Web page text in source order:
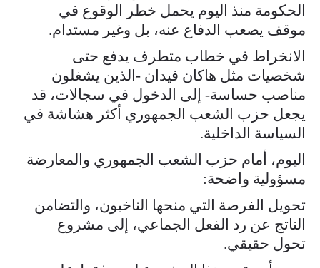
الحكومة منذ اليوم يحمل خطر الوقوع في
موقف يصعب الدفاع عنه، بل وغير مستدام.
الانخراط في خطاب متطرف يدفع حتى
شخصيات مثل هاكان فيدان -الذين يشغلون
مناصب حساسة- إلى الدخول في سجالات، قد
يجعل حزب الشعب الجمهوري أكثر هشاشة في
السياسة الداخلية.
اليوم، أمام حزب الشعب الجمهوري والمعارضة
مسؤولية واضحة:
تحويل الفرصة التي منحها الناخبون، والتضامن
الناتج عن رد الفعل الجماعي، إلى مشروع
تحول حقيقي.